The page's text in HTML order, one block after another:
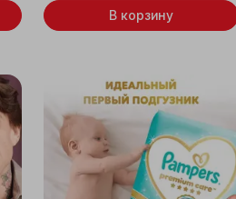
В корзину